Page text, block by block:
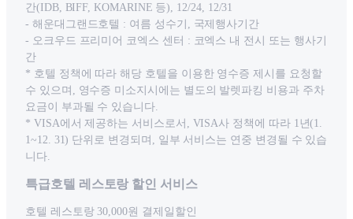
간(IDB, BIFF, KOMARINE 등), 12/24, 12/31
- 해운대그랜드호텔 : 여름 성수기, 국제행사기간
- 오크우드 프리미어 코엑스 센터 : 코엑스 내 전시 또는 행사기
간
* 호텔 정책에 따라 해당 호텔을 이용한 영수증 제시를 요청할
수 있으며, 영수증 미소지시에는 별도의 발렛파킹 비용과 주차
요금이 부과될 수 있습니다.
* VISA에서 제공하는 서비스로서, VISA사 정책에 따라 1년(1.
1~12. 31) 단위로 변경되며, 일부 서비스는 연중 변경될 수 있습
니다.
특급호텔 레스토랑 할인 서비스
호텔 레스토랑 30,000원 결제일할인